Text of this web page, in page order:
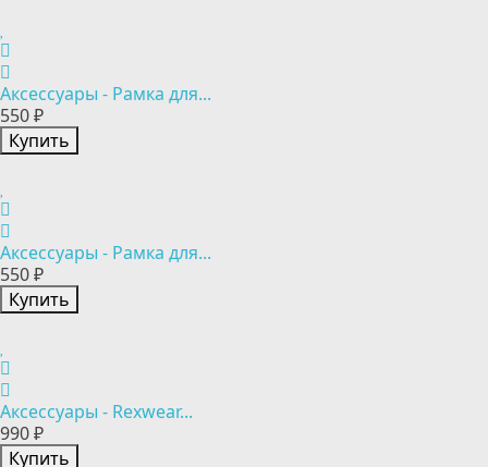
Аксессуары - Рамка для...
550 ₽
Купить
Аксессуары - Рамка для...
550 ₽
Купить
Аксессуары - Rexwear...
990 ₽
Купить